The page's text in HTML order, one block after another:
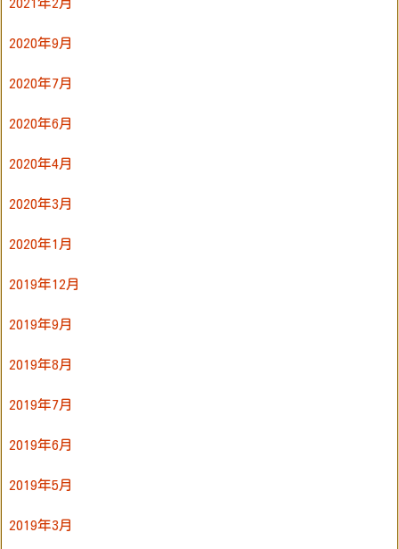
2020年9月
2020年7月
2020年6月
2020年4月
2020年3月
2020年1月
2019年12月
2019年9月
2019年8月
2019年7月
2019年6月
2019年5月
2019年3月